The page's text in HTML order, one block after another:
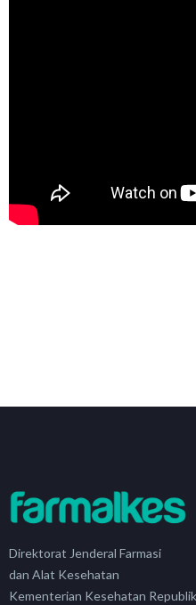
Direktorat Jenderal Farmasi
dan Alat Kesehatan
Kementerian Kesehatan